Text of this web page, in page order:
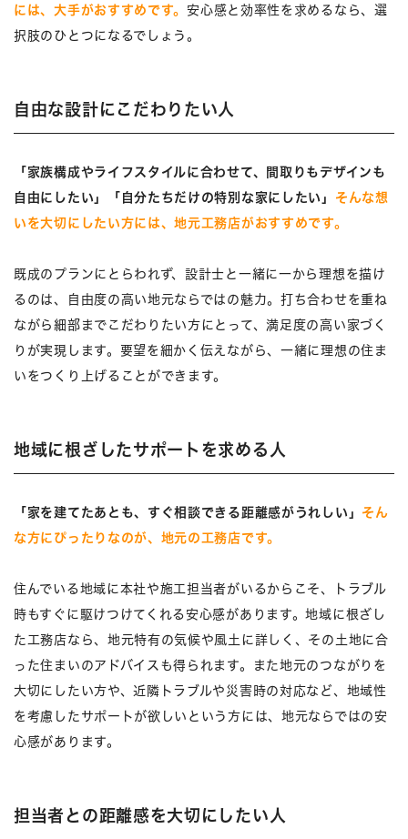
には、大手がおすすめです。 安心感と効率性を求めるなら、選
択肢のひとつになるでしょう。
自由な設計にこだわりたい人
「家族構成やライフスタイルに合わせて、間取りもデザインも
自由にしたい」「自分たちだけの特別な家にしたい」 そんな想
いを大切にしたい方には、地元工務店がおすすめです。
既成のプランにとらわれず、設計士と一緒に一から理想を描け
るのは、自由度の高い地元ならではの魅力。打ち合わせを重ね
ながら細部までこだわりたい方にとって、満足度の高い家づく
りが実現します。要望を細かく伝えながら、一緒に理想の住ま
いをつくり上げることができます。
地域に根ざしたサポートを求める人
「家を建てたあとも、すぐ相談できる距離感がうれしい」 そん
な方にぴったりなのが、地元の工務店です。
住んでいる地域に本社や施工担当者がいるからこそ、トラブル
時もすぐに駆けつけてくれる安心感があります。地域に根ざし
た工務店なら、地元特有の気候や風土に詳しく、その土地に合
った住まいのアドバイスも得られます。また地元のつながりを
大切にしたい方や、近隣トラブルや災害時の対応など、地域性
を考慮したサポートが欲しいという方には、地元ならではの安
心感があります。
担当者との距離感を大切にしたい人